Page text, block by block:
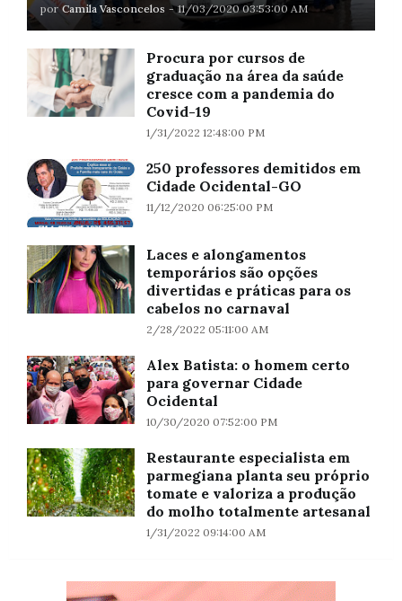
por Camila Vasconcelos - 11/03/2020 03:53:00 AM
Procura por cursos de
graduação na área da saúde
cresce com a pandemia do
Covid-19
1/31/2022 12:48:00 PM
250 professores demitidos em
Cidade Ocidental-GO
11/12/2020 06:25:00 PM
Laces e alongamentos
temporários são opções
divertidas e práticas para os
cabelos no carnaval
2/28/2022 05:11:00 AM
Alex Batista: o homem certo
para governar Cidade
Ocidental
10/30/2020 07:52:00 PM
Restaurante especialista em
parmegiana planta seu próprio
tomate e valoriza a produção
do molho totalmente artesanal
1/31/2022 09:14:00 AM